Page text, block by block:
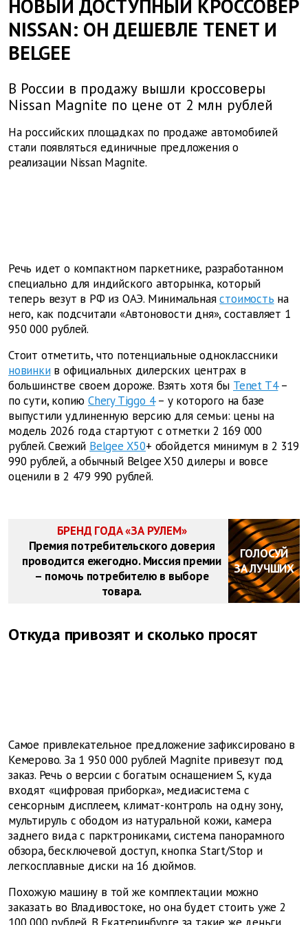
НОВЫЙ ДОСТУПНЫЙ КРОССОВЕР
NISSAN: ОН ДЕШЕВЛЕ TENET И
BELGEE
В России в продажу вышли кроссоверы
Nissan Magnite по цене от 2 млн рублей
На российских площадках по продаже автомобилей
стали появляться единичные предложения о
реализации Nissan Magnite.
Речь идет о компактном паркетнике, разработанном
специально для индийского авторынка, который
теперь везут в РФ из ОАЭ. Минимальная стоимость на
него, как подсчитали «Автоновости дня», составляет 1
950 000 рублей.
Стоит отметить, что потенциальные одноклассники
новинкив официальных дилерских центрах в
большинстве своем дороже. Взять хотя бы Tenet T4–
по сути, копию Chery Tiggo 4– у которого на базе
выпустили удлиненную версию для семьи: цены на
модель 2026 года стартуют с отметки 2 169 000
рублей. Свежий Belgee X50+ обойдется минимум в 2 319
990 рублей, а обычный Belgee X50 дилеры и вовсе
оценили в 2 479 990 рублей.
БРЕНД ГОДА «ЗА РУЛЕМ»
Премия потребительского доверия
проводится ежегодно. Миссия премии
– помочь потребителю в выборе
товара.
ГОЛОСУЙ
ЗА ЛУЧШИХ
Откуда привозят и сколько просят
Самое привлекательное предложение зафиксировано в
Кемерово. За 1 950 000 рублей Magnite привезут под
заказ. Речь о версии с богатым оснащением S, куда
входят «цифровая приборка», медиасистема с
сенсорным дисплеем, климат-контроль на одну зону,
мультируль с ободом из натуральной кожи, камера
заднего вида с парктрониками, система панорамного
обзора, бесключевой доступ, кнопка Start/Stop и
легкосплавные диски на 16 дюймов.
Похожую машину в той же комплектации можно
заказать во Владивостоке, но она будет стоить уже 2